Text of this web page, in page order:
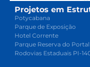
Projetos em
Potycabana
Parque de Exposição
Hotel Corrente
Parque Reserva do Portal
Rodovias Estaduais PI-